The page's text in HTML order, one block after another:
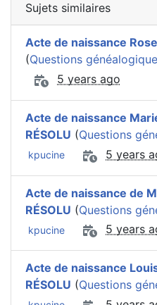
Sujets similaires
Acte de naissance
(Questions
5 years ago
Acte de naissance
RÉSOLU (Questions
kpucine 5 years
Acte de naissance de
RÉSOLU (Questions
kpucine 5 years
Acte de naissance
RÉSOLU (Questions